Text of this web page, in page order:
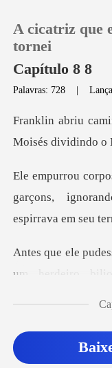
Loja
Histórico
Sair
A cicatriz que
tornei
Capítulo 8 8
Palavras: 728 |
Moi
garçons,
um herdeiro